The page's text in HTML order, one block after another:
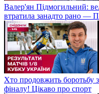
Валер'ян Підмогильний:
втратила занадто рано —
Хто продовжить боротьбу
фіналу! Цікаво про спорт